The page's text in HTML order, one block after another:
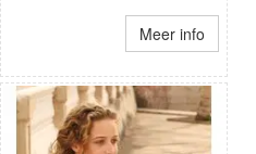
Meer info